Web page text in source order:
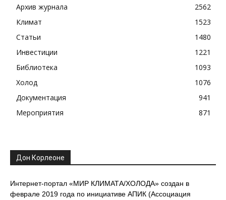
Архив журнала
2562
Климат
1523
Статьи
1480
Инвестиции
1221
Библиотека
1093
Холод
1076
Документация
941
Мероприятия
871
Дон Корлеоне
Интернет-портал «МИР КЛИМАТА/ХОЛОДА» создан в
феврале 2019 года по инициативе АПИК (Ассоциация